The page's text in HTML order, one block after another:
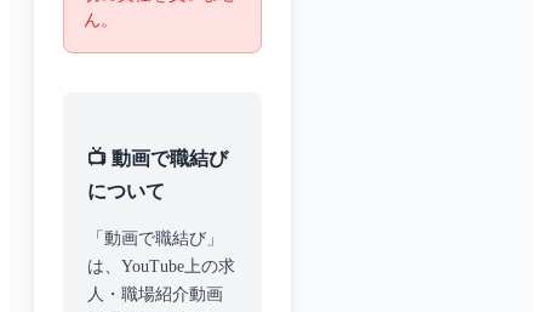
ん。
📺 動画で職結び
について
「動画で職結び」
は、YouTube上の求
人・職場紹介動画